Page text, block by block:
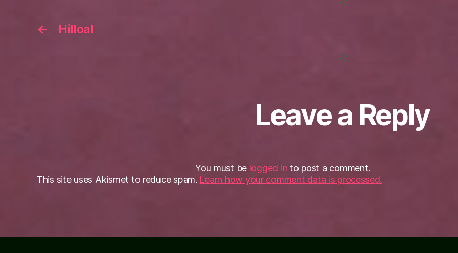
← Hilloa!
Leave a Reply
You must be logged in to post a comment.
This site uses Akismet to reduce spam. Learn how your comment data is processed.